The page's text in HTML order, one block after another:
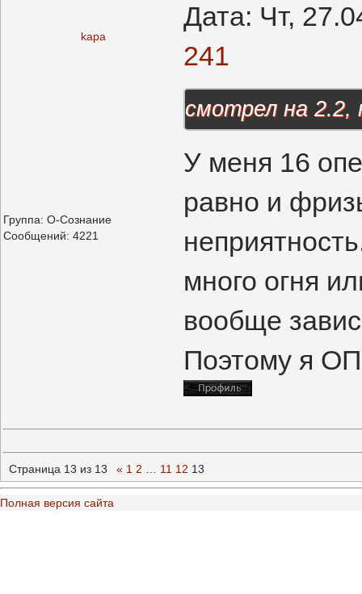
kapa
Дата: Чт,
241
Группа: О-Сознание
Сообщений: 4221
смотрел на 2.2,
У меня 16
равно и
много огня
вообще
Поэтому я
Страница 13 из 13 « 1 2 11 12 13
Полная версия сайта